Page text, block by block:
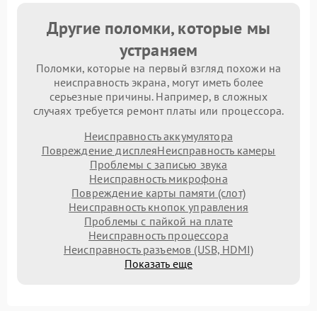
Другие поломки, которые мы
устраняем
Поломки, которые на первый взгляд похожи на
неисправность экрана, могут иметь более
серьезные причины. Например, в сложных
случаях требуется ремонт платы или процессора.
Неисправность аккумулятора
Повреждение дисплеяНеисправность камеры
Проблемы с записью звука
Неисправность микрофона
Повреждение карты памяти (слот)
Неисправность кнопок управления
Проблемы с пайкой на плате
Неисправность процессора
Неисправность разъемов (USB, HDMI)
Показать еще